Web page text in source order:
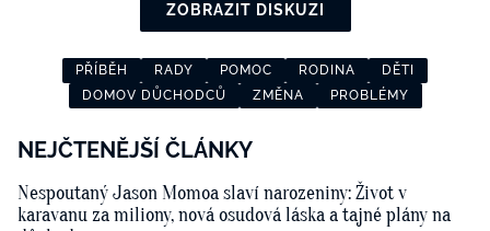
ZOBRAZIT DISKUZI
PŘÍBĚH RADY POMOC RODINA
DĚTI
DOMOV DŮCHODCŮ
ZMĚNA PROBLÉMY
NEJČTENĚJŠÍ ČLÁNKY
Nespoutaný Jason Momoa slaví narozeniny: Život v
karavanu za miliony, nová osudová láska a tajné plány na